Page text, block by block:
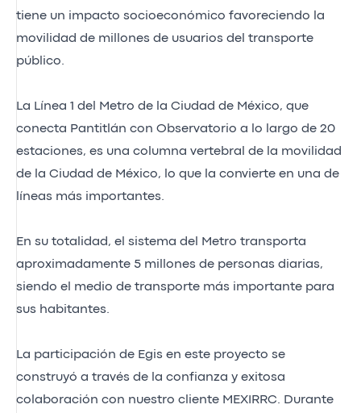
tiene un impacto socioeconómico favoreciendo la
movilidad de millones de usuarios del transporte
público.
La Línea 1 del Metro de la Ciudad de México, que
conecta Pantitlán con Observatorio a lo largo de 20
estaciones, es una columna vertebral de la movilidad
de la Ciudad de México, lo que la convierte en una de
líneas más importantes.
En su totalidad, el sistema del Metro transporta
aproximadamente 5 millones de personas diarias,
siendo el medio de transporte más importante para
sus habitantes.
La participación de Egis en este proyecto se
construyó a través de la confianza y exitosa
colaboración con nuestro cliente MEXIRRC. Durante